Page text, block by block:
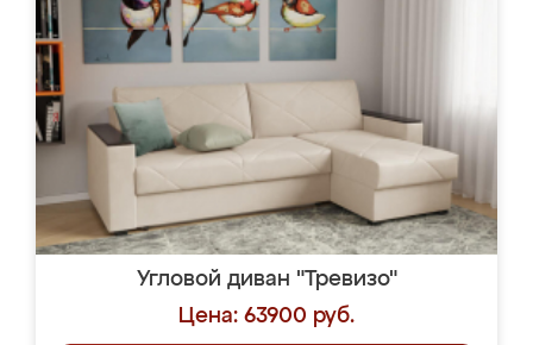
Угловой диван "Тревизо"
Цена: 63900 руб.